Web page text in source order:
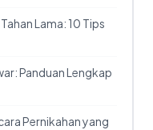
Lama: 10 Tips
Panduan Lengkap
Pernikahan yang